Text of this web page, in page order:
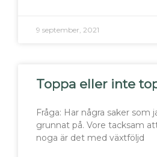
9 september, 2021
Toppa eller inte
Fråga: Har några saker som
grunnat på. Vore tacksam
noga är det med växtföljd